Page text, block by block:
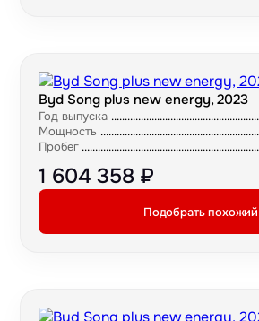
Byd Song plus new energy, 2023
Год выпуска
Мощность
Пробег
1 604 358 ₽
Подобрать похожий